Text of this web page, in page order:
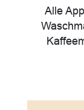
Alle